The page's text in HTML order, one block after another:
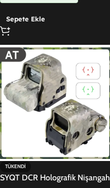
Sepete Ekle
TÜKENDI
SYQT DCR Holografik Nişangah